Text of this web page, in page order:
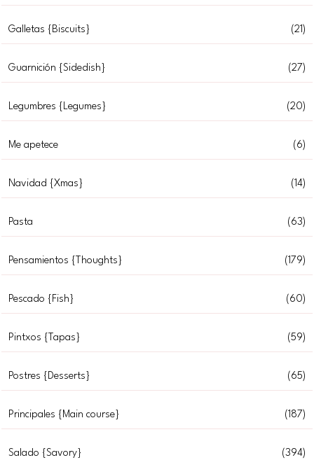
Galletas {Biscuits} (21)
Guarnición {Sidedish} (27)
Legumbres {Legumes} (20)
Me apetece (6)
Navidad {Xmas} (14)
Pasta (63)
Pensamientos {Thoughts} (179)
Pescado {Fish} (60)
Pintxos {Tapas} (59)
Postres {Desserts} (65)
Principales {Main course} (187)
Salado {Savory} (394)